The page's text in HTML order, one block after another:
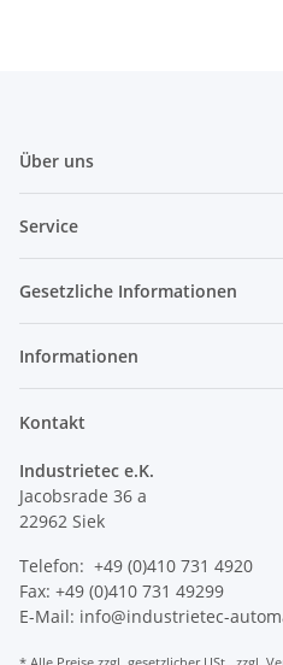
Über uns
Service
Gesetzliche Informationen
Informationen
Kontakt
Industrietec e.K.
Jacobsrade 36 a
22962 Siek
Telefon: +49 (0)410 731 4920
Fax: +49 (0)410 731 49299
E-Mail: info@industrietec-